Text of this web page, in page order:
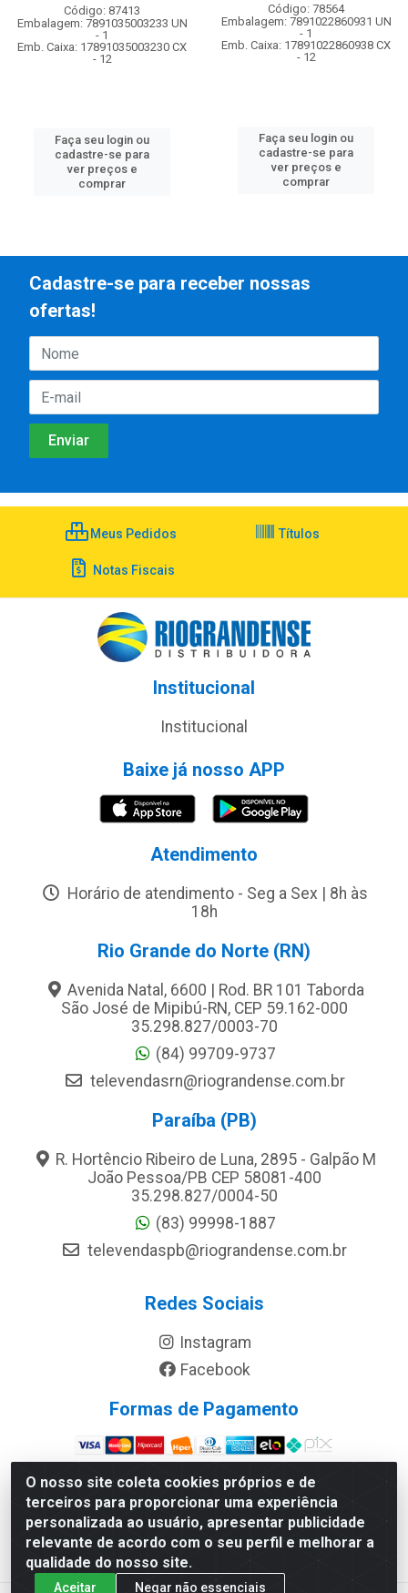
Código: 87413
Embalagem: 7891035003233 UN
- 1
Emb. Caixa: 17891035003230 CX
- 12
Faça seu login ou
cadastre-se para
ver preços e
comprar
Código: 78564
Embalagem: 7891022860931 UN
- 1
Emb. Caixa: 17891022860938 CX
- 12
Faça seu login ou
cadastre-se para
ver preços e
comprar
O nosso site coleta cookies próprios e de
terceiros para proporcionar uma experiência
personalizada ao usuário, apresentar publicidade
relevante de acordo com o seu perfil e melhorar a
qualidade do nosso site.
Aceitar Negar não essenciais
Cadastre-se para receber nossas
ofertas!
Meus Pedidos Títulos
Notas Fiscais
Institucional
Institucional
Baixe já nosso APP
Atendimento
Horário de atendimento - Seg a Sex | 8h às
18h
Rio Grande do Norte (RN)
Avenida Natal, 6600 | Rod. BR 101 Taborda
São José de Mipibú-RN, CEP 59.162-000
35.298.827/0003-70
(84) 99709-9737
televendasrn@riograndense.com.br
Paraíba (PB)
R. Hortêncio Ribeiro de Luna, 2895 - Galpão M
João Pessoa/PB CEP 58081-400
35.298.827/0004-50
(83) 99998-1887
televendaspb@riograndense.com.br
Redes Sociais
Instagram
Facebook
Formas de Pagamento
Site Seguro